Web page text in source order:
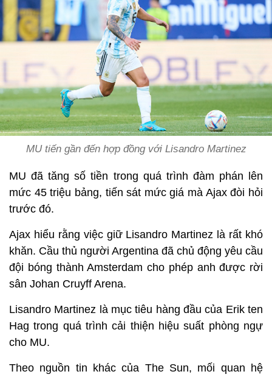
MU tiến gần đến hợp đồng với Lisandro Martinez
MU đã tăng số tiền trong quá trình đàm phán lên
mức 45 triệu bảng, tiến sát mức giá mà Ajax đòi hỏi
trước đó.
Ajax hiểu rằng việc giữ Lisandro Martinez là rất khó
khăn. Cầu thủ người Argentina đã chủ động yêu cầu
đội bóng thành Amsterdam cho phép anh được rời
sân Johan Cruyff Arena.
Lisandro Martinez là mục tiêu hàng đầu của Erik ten
Hag trong quá trình cải thiện hiệu suất phòng ngự
cho MU.
Theo nguồn tin khác của The Sun, mối quan hệ